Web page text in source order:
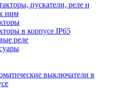
пускатели, реле и
ним
в корпусе IP65
реле
выключатели в